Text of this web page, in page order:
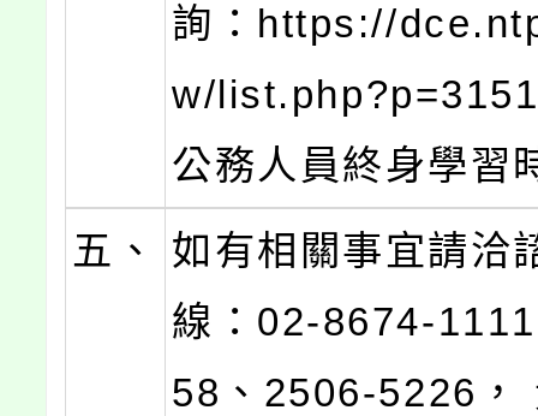
詢：https://
w/
公務人員終身學習
五、
如有相關事宜請洽
線：02-8674-
58、2506-5226，